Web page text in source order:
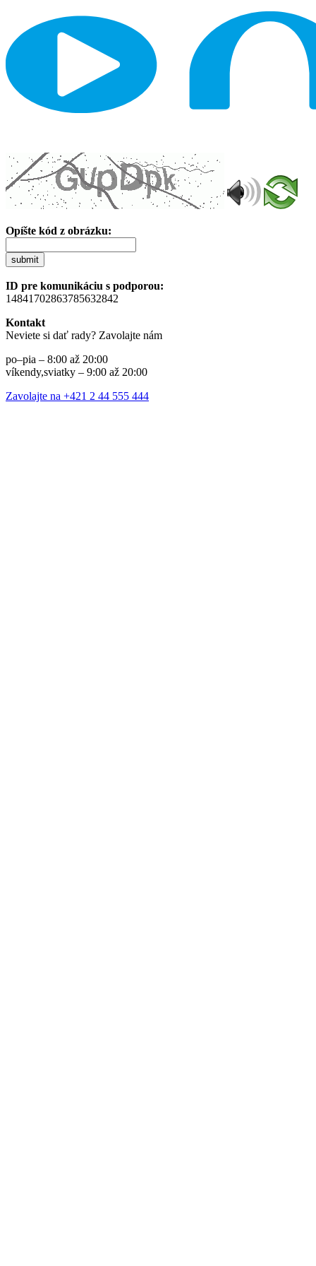
Opíšte kód z obrázku:
submit
ID pre komunikáciu s podporou:
14841702863785632842
Kontakt
Neviete si dať rady? Zavolajte nám
po–pia – 8:00 až 20:00
víkendy,sviatky – 9:00 až 20:00
Zavolajte na +421 2 44 555 444